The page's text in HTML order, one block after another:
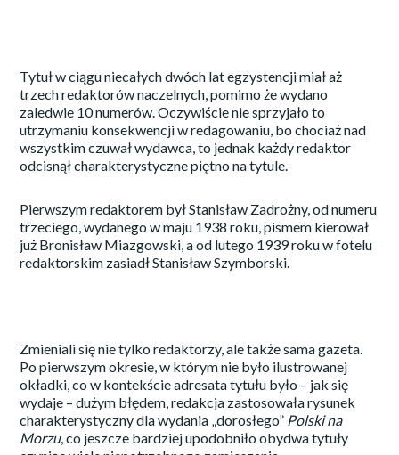
Tytuł w ciągu niecałych dwóch lat egzystencji miał aż
trzech redaktorów naczelnych, pomimo że wydano
zaledwie 10 numerów. Oczywiście nie sprzyjało to
utrzymaniu konsekwencji w redagowaniu, bo chociaż nad
wszystkim czuwał wydawca, to jednak każdy redaktor
odcisnął charakterystyczne piętno na tytule.
Pierwszym redaktorem był Stanisław Zadrożny, od numeru
trzeciego, wydanego w maju 1938 roku, pismem kierował
już Bronisław Miazgowski, a od lutego 1939 roku w fotelu
redaktorskim zasiadł Stanisław Szymborski.
Zmieniali się nie tylko redaktorzy, ale także sama gazeta.
Po pierwszym okresie, w którym nie było ilustrowanej
okładki, co w kontekście adresata tytułu było – jak się
wydaje – dużym błędem, redakcja zastosowała rysunek
charakterystyczny dla wydania „dorosłego” Polski na
Morzu, co jeszcze bardziej upodobniło obydwa tytuły